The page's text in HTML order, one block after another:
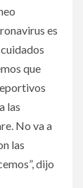
es
que
las
No va a
las
dijo